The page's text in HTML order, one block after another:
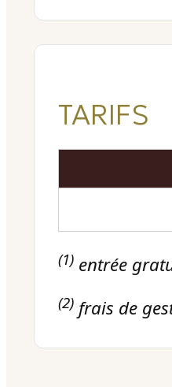
TARIFS
(1) entrée
(2) frais de